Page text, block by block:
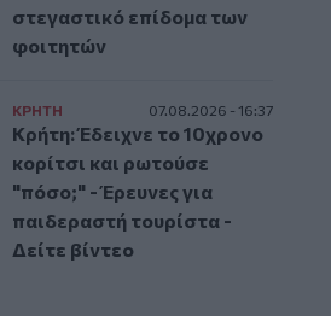
στεγαστικό επίδομα των
φοιτητών
ΚΡΗΤΗ 07.08.2026 - 16:37
Κρήτη: Έδειχνε το 10χρονο
κορίτσι και ρωτούσε
"πόσο;" - Έρευνες για
παιδεραστή τουρίστα -
Δείτε βίντεο